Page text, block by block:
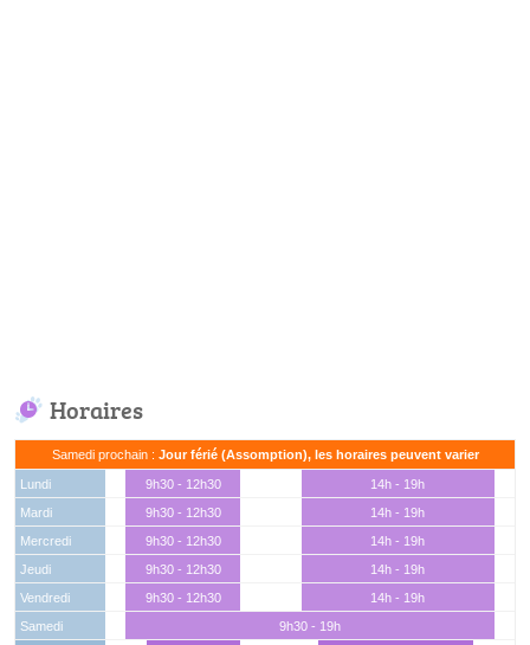
Horaires
Samedi prochain : Jour férié (Assomption), les horaires peuvent varier
Lundi 9h30 - 12h30
14h - 19h
Mardi
9h30 - 12h30
14h - 19h
Mercredi
9h30 - 12h30
14h - 19h
Jeudi
9h30 - 12h30
14h - 19h
Vendredi
9h30 - 12h30
14h - 19h
Samedi
9h30 - 19h